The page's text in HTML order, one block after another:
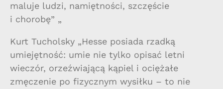
maluje ludzi, namiętności, szczęście
i chorobę” „
Kurt Tucholsky „Hesse posiada rzadką
umiejętność: umie nie tylko opisać letni
wieczór, orzeźwiającą kąpiel i ociężałe
zmęczenie po fizycznym wysiłku – to nie